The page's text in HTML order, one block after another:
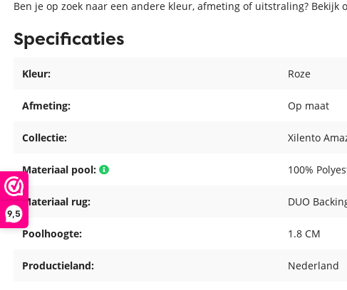
9,5
Ben je op zoek naar een andere kleur, afmeting of uitstraling?
Specificaties
Kleur: Roze
Afmeting: Op maat
Collectie: Xilento
Materiaal pool: 100%
Materiaal rug: DUO
Poolhoogte: 1.8 CM
Productieland: Nederland